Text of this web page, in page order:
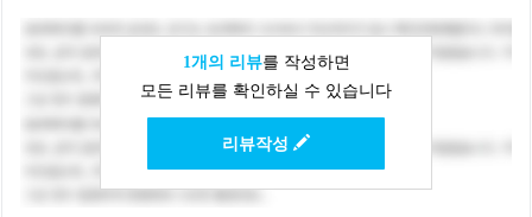
1개의 리뷰를 작성하면
모든 리뷰를 확인하실 수 있습니다
리뷰작성